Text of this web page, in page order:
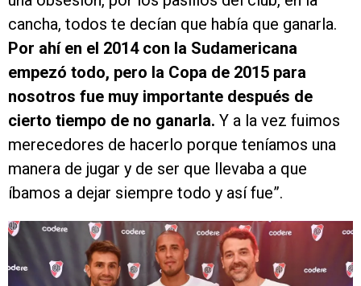
cancha, todos te decían que había que ganarla.
Por ahí en el 2014 con la Sudamericana
empezó todo, pero la Copa de 2015 para
nosotros fue muy importante después de
cierto tiempo de no ganarla. Y a la vez fuimos
merecedores de hacerlo porque teníamos una
manera de jugar y de ser que llevaba a que
íbamos a dejar siempre todo y así fue”.